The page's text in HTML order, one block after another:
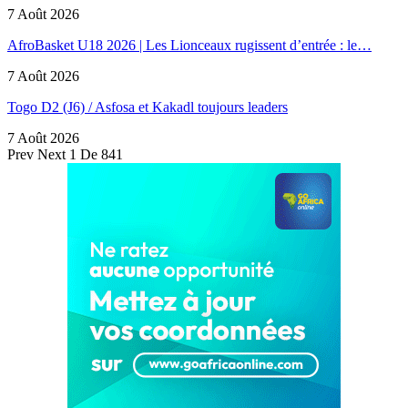
7 Août 2026
AfroBasket U18 2026 | Les Lionceaux rugissent d’entrée : le…
7 Août 2026
Togo D2 (J6) / Asfosa et Kakadl toujours leaders
7 Août 2026
Prev Next 1 De 841